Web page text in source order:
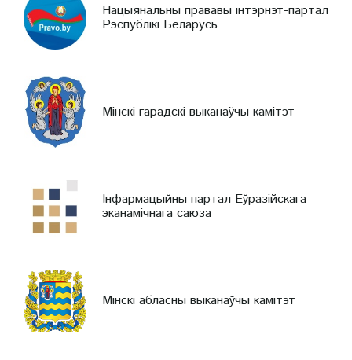
Нацыянальны прававы інтэрнэт-партал
Рэспублікі Беларусь
Мінскі гарадскі выканаўчы камітэт
Інфармацыйны партал Еўразійскага
эканамічнага саюза
Мінскі абласны выканаўчы камітэт